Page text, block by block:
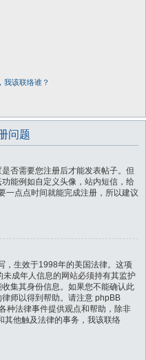
我该联络谁？
问题
否需要您注册后才能发表帖子。但
能例如自定义头像，站内短信，给
一点点时间就能完成注册，所以建议
，生效于1998年的美国法律。这项
成年人信息的网站必须持有其监护
集其身份信息。如果您不能确认此
师以得到帮助。请注意 phpBB
种法律事件提供观点和帮助，除非
其他触及法律的事务，我该联络